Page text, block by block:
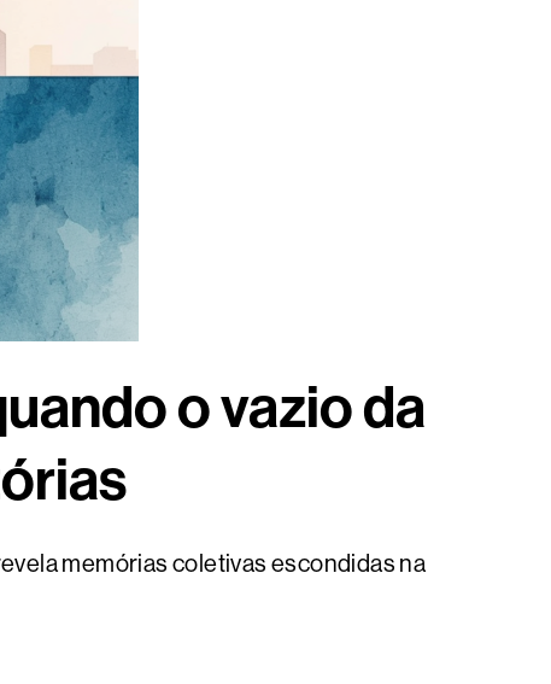
o vazio da
memórias coletivas escondidas na